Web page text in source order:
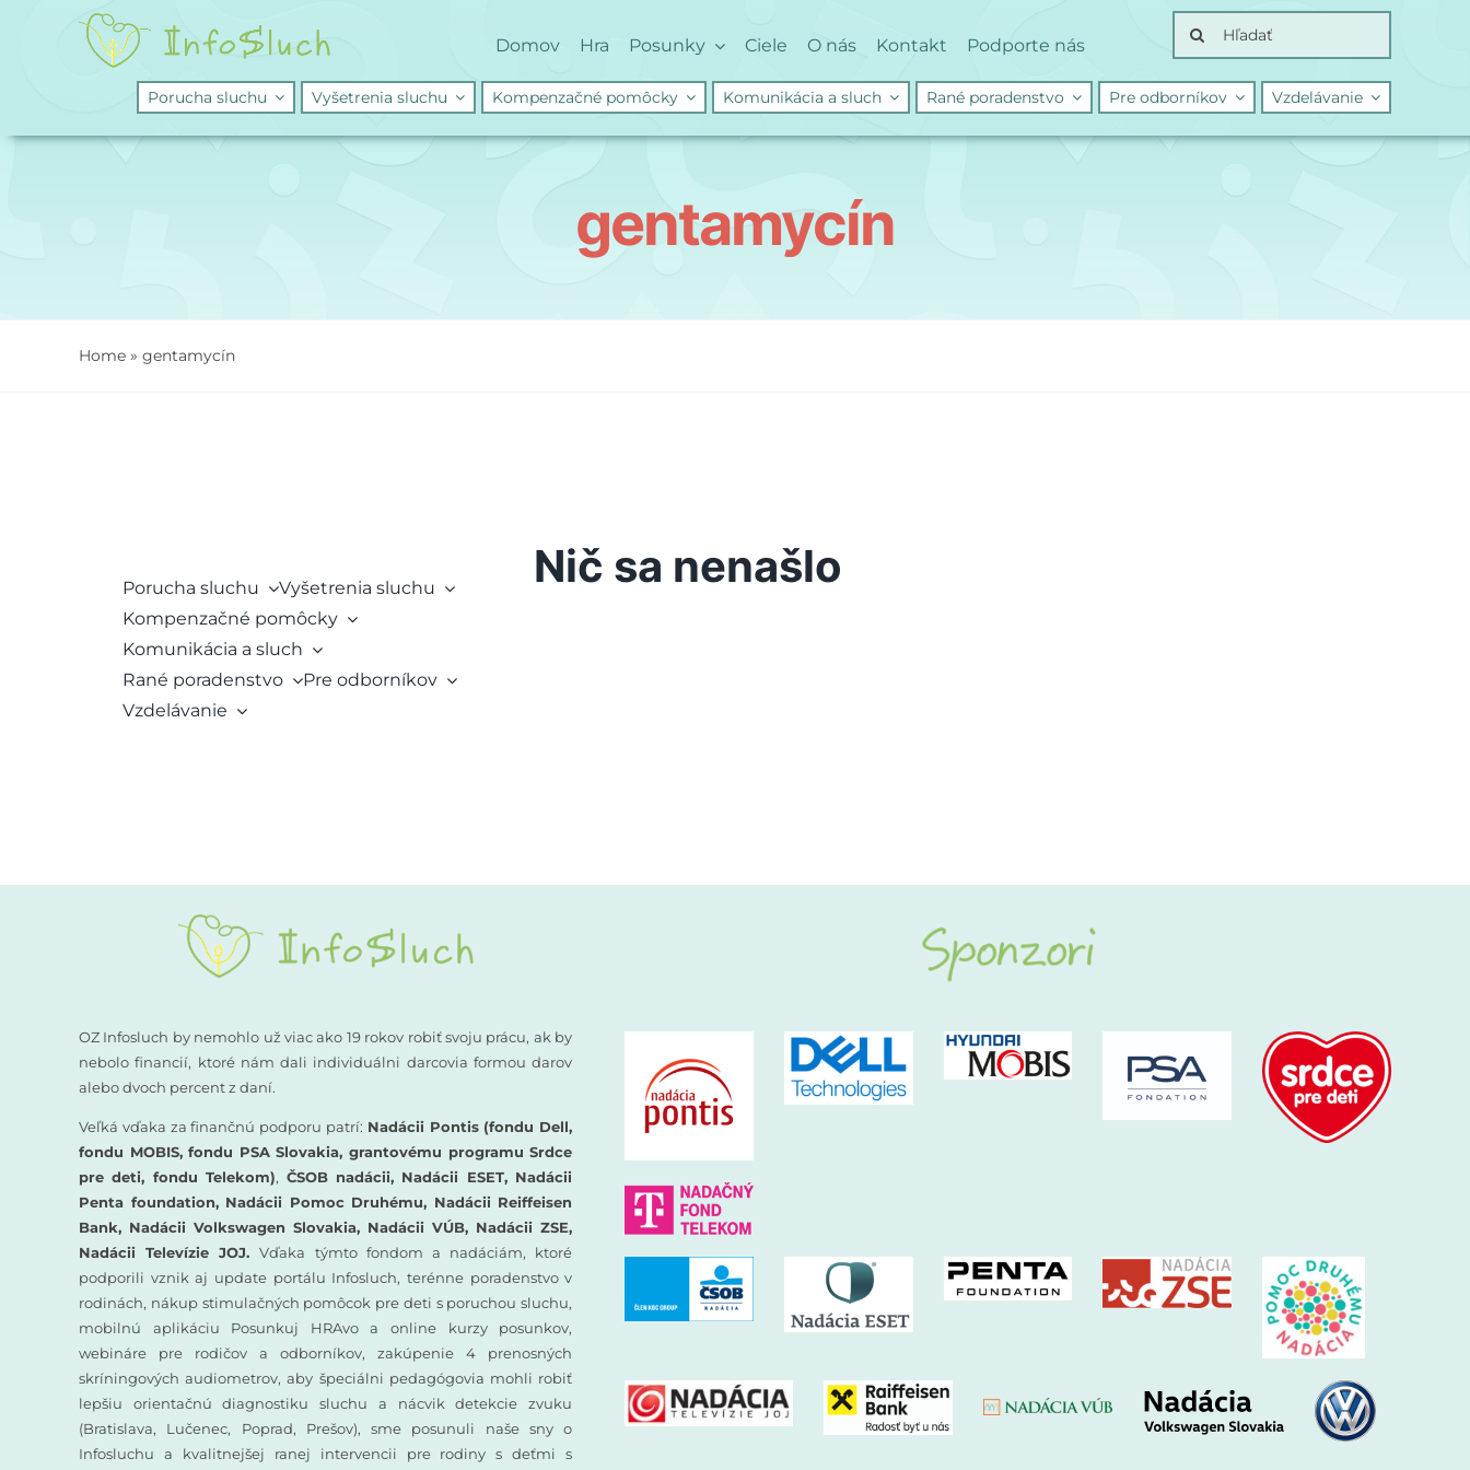
Domov Hra Posunky Ciele O nás Kontakt Podporte nás
Search
for:
Porucha sluchu Vyšetrenia sluchu Kompenzačné pomôcky Komunikácia a sluch Rané poradenstvo Pre odborníkov Vzdelávanie
gentamycín
Home » gentamycín
Porucha sluchu
Vyšetrenia sluchu
Kompenzačné pomôcky
Komunikácia a sluch
Rané poradenstvo
Pre odborníkov
Vzdelávanie
Nič sa nenašlo
OZ Infosluch by nemohlo už viac ako 19 rokov robiť svoju prácu, ak by
nebolo financií, ktoré nám dali individuálni darcovia formou darov
alebo dvoch percent z daní.
Veľká vďaka za finančnú podporu patrí: Nadácii Pontis (fondu Dell,
fondu MOBIS, fondu PSA Slovakia, grantovému programu Srdce
pre deti, fondu Telekom), ČSOB nadácii, Nadácii ESET, Nadácii
Penta foundation, Nadácii Pomoc Druhému, Nadácii Reiffeisen
Bank, Nadácii Volkswagen Slovakia, Nadácii VÚB, Nadácii ZSE,
Nadácii Televízie JOJ.Vďaka týmto fondom a nadáciám, ktoré
podporili vznik aj update portálu Infosluch, terénne poradenstvo v
rodinách, nákup stimulačných pomôcok pre deti s poruchou sluchu,
mobilnú aplikáciu Posunkuj HRAvo a online kurzy posunkov,
webináre pre rodičov a odborníkov, zakúpenie 4 prenosných
skríningových audiometrov, aby špeciálni pedagógovia mohli robiť
lepšiu orientačnú diagnostiku sluchu a nácvik detekcie zvuku
(Bratislava, Lučenec, Poprad, Prešov), sme posunuli naše sny o
Infosluchu a kvalitnejšej ranej intervencii pre rodiny s deťmi s